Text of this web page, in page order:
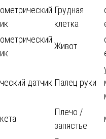
Грудная
клетка
Живот
датчик Палец руки
Плечо /
запястье